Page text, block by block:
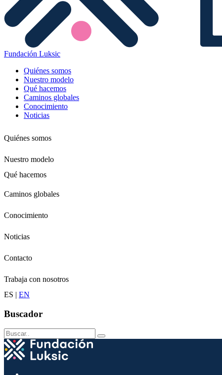
Fundación Luksic
Quiénes somos
Nuestro modelo
Qué hacemos
Caminos globales
Conocimiento
Noticias
Quiénes somos
Nuestro modelo
Qué hacemos
Jóvenes
Adultos
Conservación
Caminos globales
Conocimiento
Noticias
Contacto
Trabaja con nosotros
ES | EN
Buscador